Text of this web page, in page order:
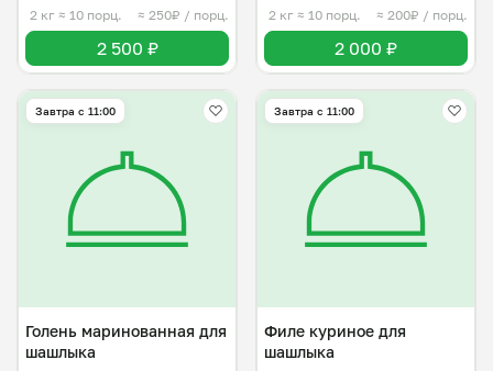
2 кг ≈ 10 порц. ≈ 250₽ / порц.
2 500 ₽
2 кг ≈ 10 порц. ≈ 200₽ / порц.
2 000 ₽
Завтра c 11:00
Голень маринованная для
шашлыка
Завтра c 11:00
Филе куриное для
шашлыка